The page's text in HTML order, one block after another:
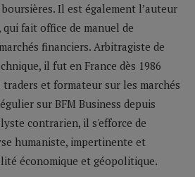
Il est également l’auteur
qui fait office de manuel de
financiers. Arbitragiste de
il fut en France dès 1986
et formateur sur les marchés
sur BFM Business depuis
contrarien, il s'efforce de
humaniste, impertinente et
économique et géopolitique.